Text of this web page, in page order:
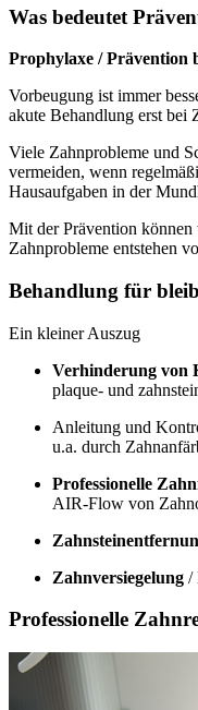
Was bedeutet
Prophylaxe / Prävention
Vorbeugung ist immer
akute Behandlung erst bei
Viele Zahnprobleme und
vermeiden, wenn
Hausaufgaben in der
Mit der Prävention
Zahnprobleme entstehen
Behandlung für
Ein kleiner Auszug
Verhinderung von
plaque- und
Anleitung und
u.a. durch
Professionelle
AIR-Flow von
Zahnversiegelung /
Professionelle